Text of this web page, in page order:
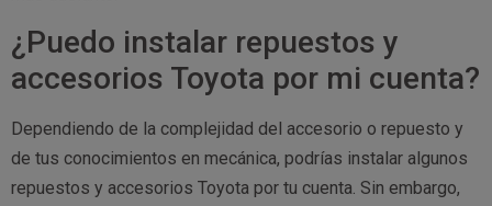
¿Puedo instalar repuestos y
accesorios Toyota por mi cuenta?
Dependiendo de la complejidad del accesorio o repuesto y
de tus conocimientos en mecánica, podrías instalar algunos
repuestos y accesorios Toyota por tu cuenta. Sin embargo,